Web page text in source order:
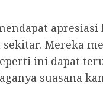
Mereka
ini dapat
suasana